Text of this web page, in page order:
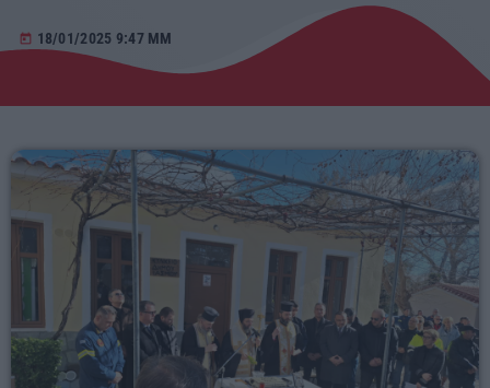
ERKO.GR
13:00 - 14:30
ERKO
14:30 - 18:00
today 18/01/2025 9:47 ΜΜ